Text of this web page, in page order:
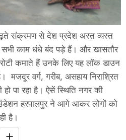
संक्रमण से देश प्रदेश अस्त व्यस्त
काम धंधे बंद पड़े हैं। और खासतौर
कमाते हैं उनके लिए यह लॉक डाउन
मजदूर वर्ग, गरीब, असहाय निराश्रित
हो पा रहा है। ऐसें स्थिति नगर की
हरपालपुर ने आगे आकर लोगों को
है।